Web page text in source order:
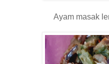
Ayam masak